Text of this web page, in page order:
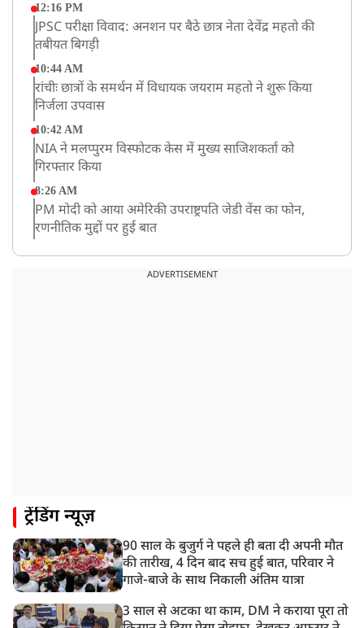
12:16 PM
JPSC परीक्षा विवाद: अनशन पर बैठे छात्र नेता देवेंद्र महतो की
तबीयत बिगड़ी
10:44 AM
रांचीः छात्रों के समर्थन में विधायक जयराम महतो ने शुरू किया
निर्जला उपवास
10:42 AM
NIA ने मलप्पुरम विस्फोटक केस में मुख्य साजिशकर्ता को
गिरफ्तार किया
8:26 AM
PM मोदी को आया अमेरिकी उपराष्ट्रपति जेडी वेंस का फोन,
रणनीतिक मुद्दों पर हुई बात
रांची: छात्रों और झारखंड सरकार के बीच आज होगी तीसरे दौर
ADVERTISEMENT
ट्रेंडिंग न्यूज़
90 साल के बुजुर्ग ने पहले ही बता दी अपनी मौत
की तारीख, 4 दिन बाद सच हुई बात, परिवार ने
गाजे-बाजे के साथ निकाली अंतिम यात्रा
3 साल से अटका था काम, DM ने कराया पूरा तो